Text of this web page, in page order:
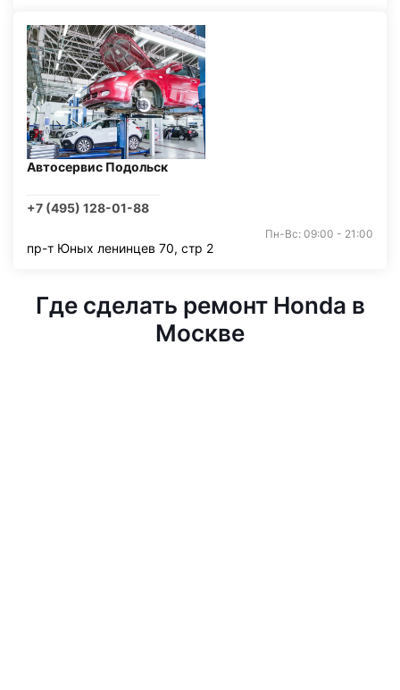
Автосервис Подольск
+7 (495) 128-01-88
Пн-Вс: 09:00 - 21:00
пр-т Юных ленинцев 70, стр 2
Где сделать ремонт Honda в
Москве